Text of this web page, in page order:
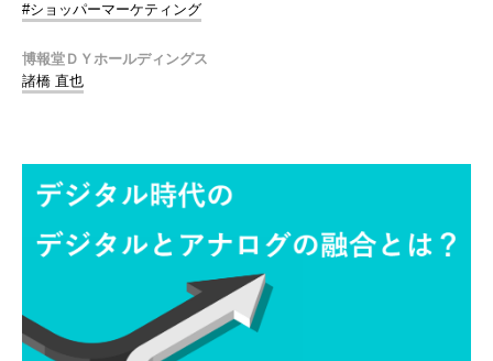
#ショッパーマーケティング
博報堂ＤＹホールディングス
諸橋 直也